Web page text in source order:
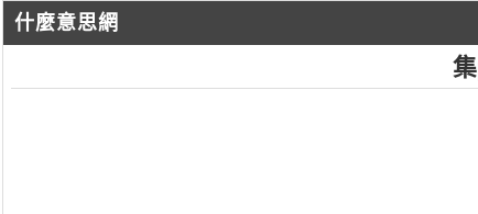
什麼意思網